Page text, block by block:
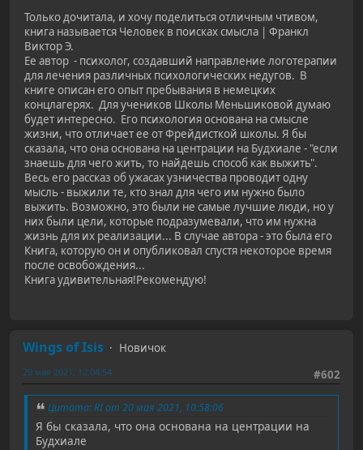
Только дочитала, и хочу поделиться отличным чтивом,
книга называется Человек в поисках смысла | Франкл
Виктор Э.
Ее автор - психолог, создавший направление логотерапии
для лечения различных психологических недугов. В
книге описан его опыт пребывания в немецких
концлагерях. Для учеников Школы Меньшиковой думаю
будет интересно. Его психология основана на смысле
жизни, что отличает ее от Фрейдисткой школы. Я бы
сказала, что она основана на центрации на Будхиале - "если
знаешь для чего жить, то найдешь способ как выжить".
Весь его рассказ об ужасах узничества проводит одну
мысль - выжили те, кто знал для чего им нужно было
выжить. Возможно, это были не самые лучшие люди, но у
них были цели, которые подразумевали, что им нужна
жизнь для их реализации... В случае автора - это была его
Книга, которую он и опубликовал спустя некоторое время
после освобождения...
Книга удивительная!Рекомендую!
Wings of Isis
Новичок
#602
20 мая 2021, 12:04:54
Цитата: RI от 20 мая 2021, 10:58:06
Я бы сказала, что она основана на центрации на
Будхиале